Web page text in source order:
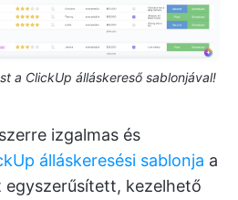
a ClickUp álláskereső sablonjával!
izgalmas és
álláskeresési sablonja a
kezelhető